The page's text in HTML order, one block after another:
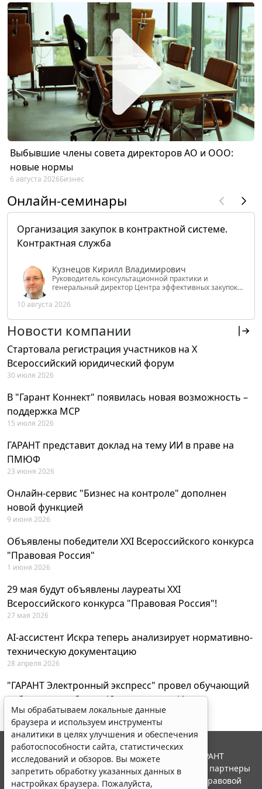
Выбывшие члены совета директоров АО и ООО:
новые нормы
6 августа 2026Бизнес
Онлайн-семинары
Организация закупок в контрактной системе.
Контрактная служба
Кузнецов Кирилл Владимирович
Руководитель консультационной практики и
генеральный директор Центра эффективных закупок
РФ
10 августа 2026
Новости компании
Стартовала регистрация участников на X
Всероссийский юридический форум
30 июля 2026
В "Гарант Коннект" появилась новая возможность –
поддержка MCP
15 июля 2026
ГАРАНТ представит доклад на тему ИИ в праве на
ПМЮФ
23 июня 2026
Онлайн-сервис "Бизнес на контроле" дополнен
новой функцией
9 июня 2026
Объявлены победители XXI Всероссийского конкурса
"Правовая Россия"
1 июня 2026
29 мая будут объявлены лауреаты XXI
Всероссийского конкурса "Правовая Россия"!
27 мая 2026
AI-ассистент Искра теперь анализирует нормативно-
техническую документацию
28 апреля 2026
"ГАРАНТ Электронный экспресс" провел обучающий
вебинар по работе с AI-ассистентом Искра
23 апреля 2026
Мы обрабатываем локальные данные
браузера и используем инструменты
аналитики в целях улучшения и обеспечения
работоспособности сайта, статистических
исследований и обзоров. Вы можете
запретить обработку указанных данных в
настройках браузера. Пожалуйста,
© ООО "НПП "ГАРАНТ-СЕРВИС", 2026. Система ГАРАНТ
выпускается с 1990 года. Компания "Гарант" и ее партнеры
являются участниками Российской ассоциации правовой